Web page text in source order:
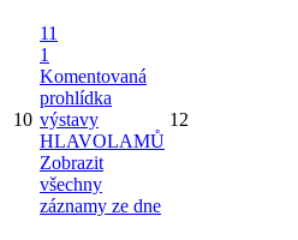
10
11
1
Komentovaná
prohlídka
výstavy
HLAVOLAMŮ
Zobrazit
všechny
záznamy ze dne
12